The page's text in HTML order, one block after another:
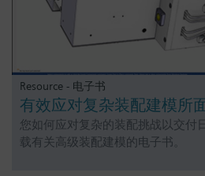
Resource - 电子书
有效应对复杂装配建模所
您如何应对复杂的装配挑战以交付
载有关高级装配建模的电子书。